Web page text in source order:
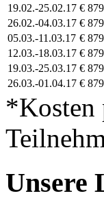
19.02.-25.02.17 €
26.02.-04.03.17 €
05.03.-11.03.17 €
12.03.-18.03.17 €
19.03.-25.03.17 €
26.03.-01.04.17 €
*Kosten
Unsere